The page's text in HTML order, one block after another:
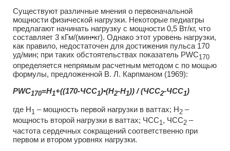
Существуют различные мнения о первоначальной
мощности физической нагрузки. Некоторые педиатры
предлагают начинать нагрузку с мощности 0,5 Вт/кг, что
составляет 3 кГм/(мин•кг). Однако этот уровень нагрузки,
как правило, недостаточен для достижения пульса 170
уд/мин; при таких обстоятельствах показатель PWС170
определяется непрямым расчетным методом с по мощью
формулы, предложенной В. Л. Карпманом (1969):
PWС170=H1+((170-ЧСС1)•(Н2-Н1)) / (ЧСС2-ЧСС1)
где Н1 – мощность первой нагрузки в ваттах; Н2 –
мощность второй нагрузки в ваттах; ЧСС1, ЧСС2 –
частота сердечных сокращений соответственно при
первом и втором уровнях нагрузки.